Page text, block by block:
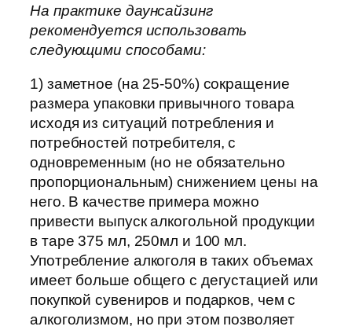
На практике даунсайзинг
рекомендуется использовать
следующими способами:
1) заметное (на 25-50%) сокращение
размера упаковки привычного товара
исходя из ситуаций потребления и
потребностей потребителя, с
одновременным (но не обязательно
пропорциональным) снижением цены на
него. В качестве примера можно
привести выпуск алкогольной продукции
в таре 375 мл, 250мл и 100 мл.
Употребление алкоголя в таких объемах
имеет больше общего с дегустацией или
покупкой сувениров и подарков, чем с
алкоголизмом, но при этом позволяет